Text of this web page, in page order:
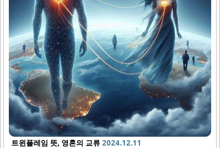
계에서 느끼는 불안감을 반영하기도 합니다. 이가 떨어지는
상징은 자존감의 흔들림이나 소중한 것을 잃는 것에 대한 두
려움을 나타낼 수 있습니다. 그러므로 이러한..
트윈플레임 뜻, 영혼의 교류 2024.12.11